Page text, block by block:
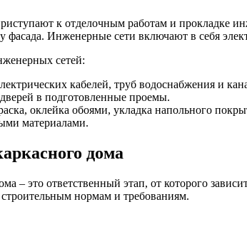
к отделочным работам и
Инженерные сети включают в себя
сетей:
кабелей, труб водоснабжения и
в подготовленные проемы.
оклейка обоями, укладка напольного
материалами.
дома
– это ответственный этап, от которого
нормам и требованиям.